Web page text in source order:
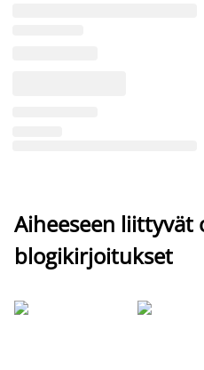
Aiheeseen liittyvät
blogikirjoitukset